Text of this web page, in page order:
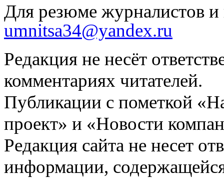
Для резюме журналистов и
umnitsa34@yandex.ru
Редакция не несёт
комментариях читателей.
Публикации с пометкой
проект» и «Новости
Редакция сайта не несет
информации,